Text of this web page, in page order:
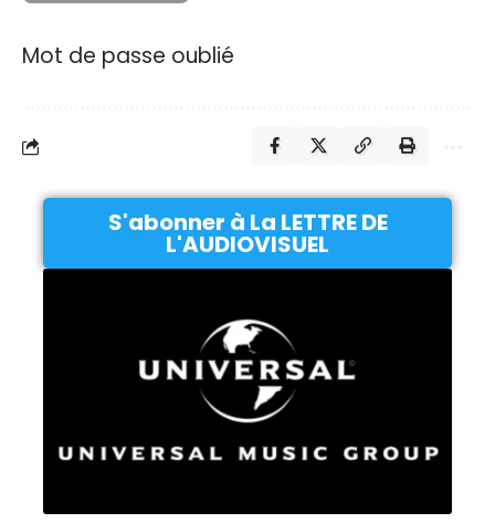
Mot de passe oublié
S'abonner à La LETTRE DE
L'AUDIOVISUEL